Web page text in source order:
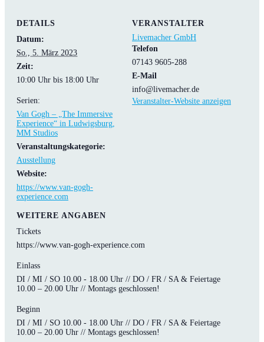
DETAILS
Datum:
So., 5. März 2023
Zeit:
10:00 Uhr bis 18:00 Uhr
Serien:
Van Gogh – „The Immersive
Experience“ in Ludwigsburg,
MM Studios
Veranstaltungskategorie:
Ausstellung
Website:
https://www.van-gogh-
experience.com
VERANSTALTER
Livemacher GmbH
Telefon
07143 9605-288
E-Mail
info@livemacher.de
Veranstalter-Website anzeigen
WEITERE ANGABEN
Tickets
https://www.van-gogh-experience.com
Einlass
DI / MI / SO 10.00 - 18.00 Uhr // DO / FR / SA & Feiertage
10.00 – 20.00 Uhr // Montags geschlossen!
Beginn
DI / MI / SO 10.00 - 18.00 Uhr // DO / FR / SA & Feiertage
10.00 – 20.00 Uhr // Montags geschlossen!